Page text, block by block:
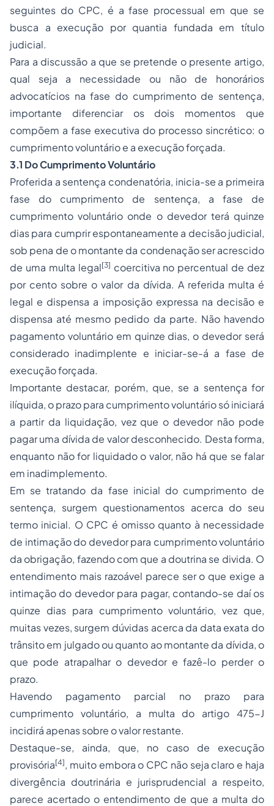
seguintes do CPC, é a fase processual em que se
busca a execução por quantia fundada em título
judicial.
Para a discussão a que se pretende o presente artigo,
qual seja a necessidade ou não de honorários
advocatícios na fase do cumprimento de sentença,
importante diferenciar os dois momentos que
compõem a fase executiva do processo sincrético: o
cumprimento voluntário e a execução forçada.
3.1 Do Cumprimento Voluntário
Proferida a sentença condenatória, inicia-se a primeira
fase do cumprimento de sentença, a fase de
cumprimento voluntário onde o devedor terá quinze
dias para cumprir espontaneamente a decisão judicial,
sob pena de o montante da condenação ser acrescido
de uma multa legal[3] coercitiva no percentual de dez
por cento sobre o valor da dívida. A referida multa é
legal e dispensa a imposição expressa na decisão e
dispensa até mesmo pedido da parte. Não havendo
pagamento voluntário em quinze dias, o devedor será
considerado inadimplente e iniciar-se-á a fase de
execução forçada.
Importante destacar, porém, que, se a sentença for
ilíquida, o prazo para cumprimento voluntário só iniciará
a partir da liquidação, vez que o devedor não pode
pagar uma dívida de valor desconhecido. Desta forma,
enquanto não for liquidado o valor, não há que se falar
em inadimplemento.
Em se tratando da fase inicial do cumprimento de
sentença, surgem questionamentos acerca do seu
termo inicial. O CPC é omisso quanto à necessidade
de intimação do devedor para cumprimento voluntário
da obrigação, fazendo com que a doutrina se divida. O
entendimento mais razoável parece ser o que exige a
intimação do devedor para pagar, contando-se daí os
quinze dias para cumprimento voluntário, vez que,
muitas vezes, surgem dúvidas acerca da data exata do
trânsito em julgado ou quanto ao montante da dívida, o
que pode atrapalhar o devedor e fazê-lo perder o
prazo.
Havendo pagamento parcial no prazo para
cumprimento voluntário, a multa do artigo 475-J
incidirá apenas sobre o valor restante.
Destaque-se, ainda, que, no caso de execução
provisória[4], muito embora o CPC não seja claro e haja
divergência doutrinária e jurisprudencial a respeito,
parece acertado o entendimento de que a multa do